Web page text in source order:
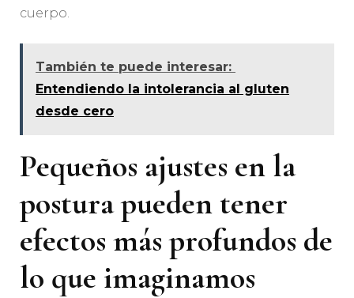
cuerpo.
También te puede interesar:
Entendiendo la intolerancia al gluten
desde cero
Pequeños ajustes en la
postura pueden tener
efectos más profundos de
lo que imaginamos